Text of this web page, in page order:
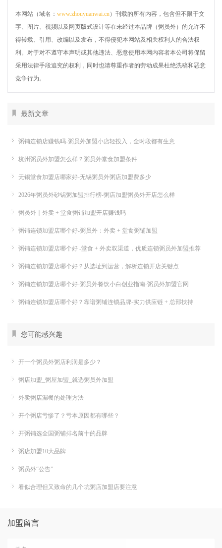
本网站（域名： www.zhouyuanwai.cn）刊载的所有内容，包含但不限于文
字、图片、视频以及网页版式设计等在未经过本品牌（粥员外）的允许不
得转载、引用、改编以及发布，不得侵犯本网站及相关权利人的合法权
利。对于对不遵守本声明或其他违法、恶意使用本网内容者本公司将保留
采用法律手段追究的权利，同时也请尊重作者的劳动成果杜绝洗稿和恶意
竞争行为。
最新文章
粥铺连锁店赚钱吗-粥员外加盟小店轻投入，全时段都有生意
杭州粥员外加盟怎么样？粥员外堂食加盟条件
无锡堂食加盟店哪家好-无锡粥员外粥店加盟费多少
2026年粥员外砂锅粥加盟排行榜-粥店加盟粥员外开店怎么样
粥员外｜外卖 + 堂食粥铺加盟开店赚钱吗
粥铺连锁加盟店哪个好-粥员外：外卖 + 堂食粥铺加盟
粥铺连锁加盟店哪个好 -堂食 + 外卖双渠道，优质连锁粥员外加盟推荐
粥铺连锁加盟店哪个好？从选址到运营，解析连锁开店关键点
粥铺连锁加盟店哪个好-粥员外餐饮小白创业指南-粥员外加盟官网
粥铺连锁加盟店哪个好？靠谱粥铺连锁品牌-实力供应链 + 总部扶持
您可能感兴趣
开一个粥员外粥店利润是多少？
粥店加盟_粥屋加盟_就选粥员外加盟
外卖粥店漏餐的处理方法
开个粥店亏惨了？亏本原因都有哪些？
开粥铺选全国粥铺排名前十的品牌
粥店加盟10大品牌
粥员外“公告”
看似合理但又致命的几个坑粥店加盟店要注意
加盟留言